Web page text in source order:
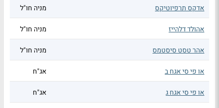
אדקס תרפיוטיקס מניה חו"ל
אהולד דלהייז מניה חו"ל
אהר טסט סיסטמס מניה חו"ל
או פי סי אגח ב אג"ח
או פי סי אגח ג אג"ח